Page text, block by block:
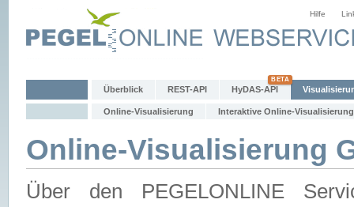
Hilfe
Überblick REST-API HyDAS-API
Online-Visualisierung Interaktive Online-Visualisierung
Online-Visualisierung
Über den PEGELONLINE